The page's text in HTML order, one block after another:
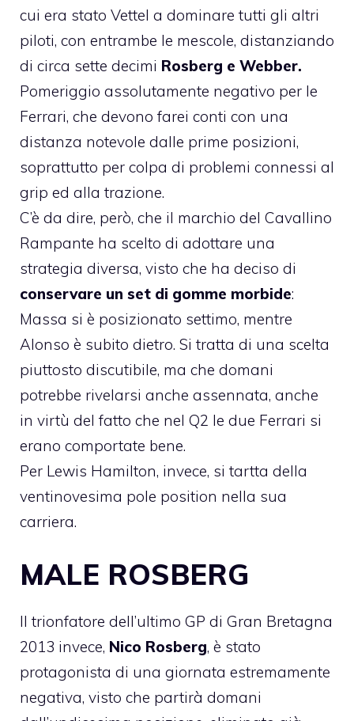
cui era stato Vettel a dominare tutti gli altri
piloti, con entrambe le mescole, distanziando
di circa sette decimi Rosberg e Webber.
Pomeriggio assolutamente negativo per le
Ferrari, che devono farei conti con una
distanza notevole dalle prime posizioni,
soprattutto per colpa di problemi connessi al
grip ed alla trazione.
C’è da dire, però, che il marchio del Cavallino
Rampante ha scelto di adottare una
strategia diversa, visto che ha deciso di
conservare un set di gomme morbide:
Massa si è posizionato settimo, mentre
Alonso è subito dietro. Si tratta di una scelta
piuttosto discutibile, ma che domani
potrebbe rivelarsi anche assennata, anche
in virtù del fatto che nel Q2 le due Ferrari si
erano comportate bene.
Per Lewis Hamilton, invece, si tartta della
ventinovesima pole position nella sua
carriera.
MALE ROSBERG
Il trionfatore dell’ultimo GP di Gran Bretagna
2013 invece, Nico Rosberg, è stato
protagonista di una giornata estremamente
negativa, visto che partirà domani